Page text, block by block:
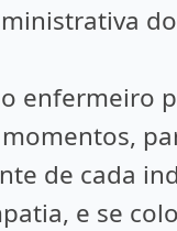
enfermeiro
de cada
e se